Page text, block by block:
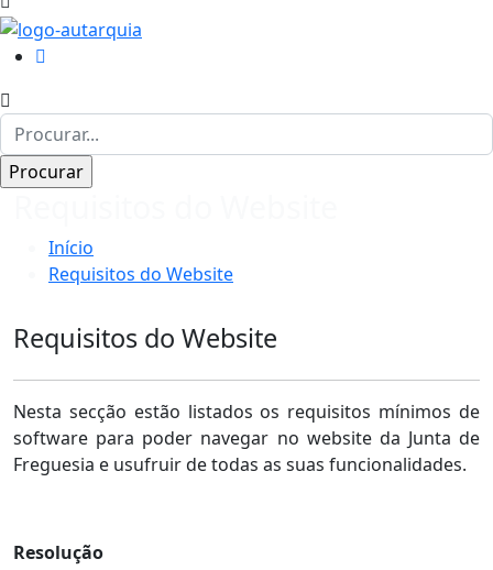
Início
Requisitos do Website
Requisitos do Website
Nesta secção estão listados os requisitos mínimos de
software para poder navegar no website da Junta de
Freguesia e usufruir de todas as suas funcionalidades.
Resolução